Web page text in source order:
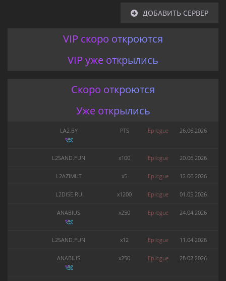
ДОБАВИТЬ СЕРВЕР
VIP скоро откроются
VIP уже открылись
Скоро откроются
Уже открылись
LA2.BY PTS Epilogue 26.06.2026
L2SAND.FUN x100 Epilogue 20.06.2026
L2AZIMUT x5 Epilogue 12.06.2026
L2DISE.RU x1200 Epilogue 01.05.2026
ANABIUS x250 Epilogue 24.04.2026
L2SAND.FUN x12 Epilogue 11.04.2026
ANABIUS x250 Epilogue 28.02.2026